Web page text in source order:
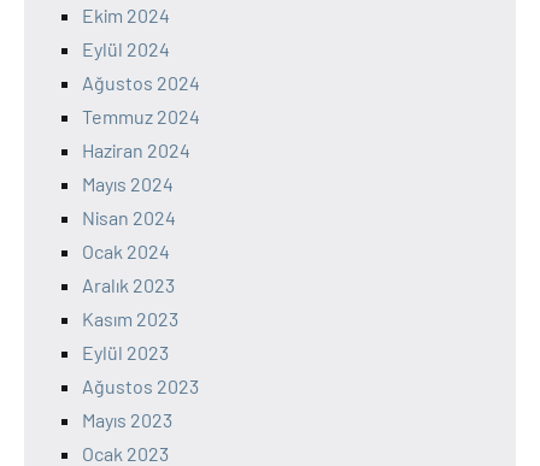
Ekim 2024
Eylül 2024
Ağustos 2024
Temmuz 2024
Haziran 2024
Mayıs 2024
Nisan 2024
Ocak 2024
Aralık 2023
Kasım 2023
Eylül 2023
Ağustos 2023
Mayıs 2023
Ocak 2023